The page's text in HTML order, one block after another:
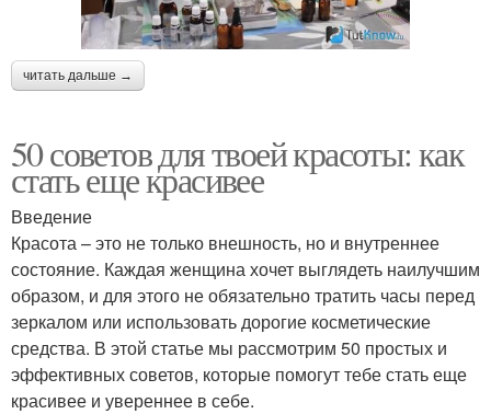
читать дальше →
50 советов для твоей красоты: как
стать еще красивее
Введение
Красота – это не только внешность, но и внутреннее
состояние. Каждая женщина хочет выглядеть наилучшим
образом, и для этого не обязательно тратить часы перед
зеркалом или использовать дорогие косметические
средства. В этой статье мы рассмотрим 50 простых и
эффективных советов, которые помогут тебе стать еще
красивее и увереннее в себе.